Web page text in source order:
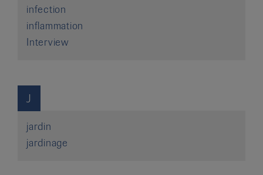
infection
inflammation
Interview
J
jardin
jardinage